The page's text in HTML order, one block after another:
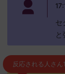
セ
と
反応される人さん